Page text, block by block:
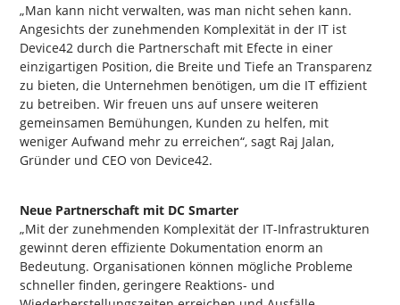
„Man kann nicht verwalten, was man nicht sehen kann.
Angesichts der zunehmenden Komplexität in der IT ist
Device42 durch die Partnerschaft mit Efecte in einer
einzigartigen Position, die Breite und Tiefe an Transparenz
zu bieten, die Unternehmen benötigen, um die IT effizient
zu betreiben. Wir freuen uns auf unsere weiteren
gemeinsamen Bemühungen, Kunden zu helfen, mit
weniger Aufwand mehr zu erreichen“, sagt Raj Jalan,
Gründer und CEO von Device42.
Neue Partnerschaft mit DC Smarter
„Mit der zunehmenden Komplexität der IT-Infrastrukturen
gewinnt deren effiziente Dokumentation enorm an
Bedeutung. Organisationen können mögliche Probleme
schneller finden, geringere Reaktions- und